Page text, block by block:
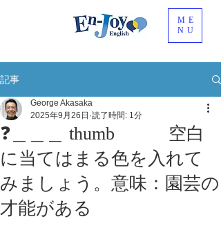
ME
NU
記事
❓＿＿＿ thumb 空白
に当てはまる色を入れて
みましょう。意味：園芸の
才能がある
George Akasaka
2025年9月26日 読了時間: 1分